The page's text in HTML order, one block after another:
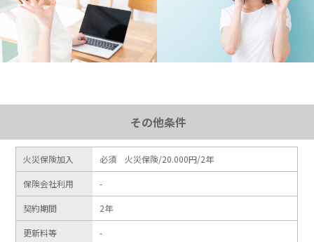
その他条件
火災保険加入 必須 火災保険/20.000円/2年
保険会社利用 -
契約期間 2年
更新料等 -